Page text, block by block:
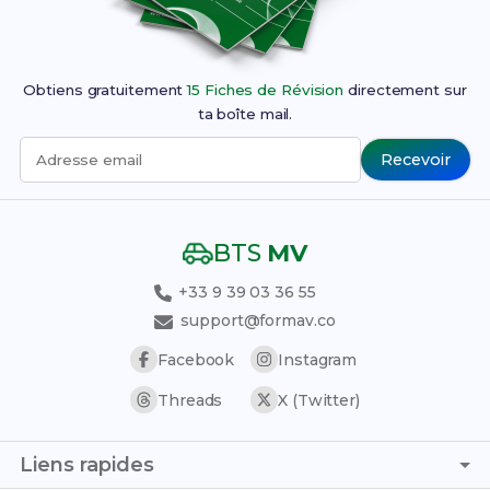
Obtiens gratuitement15 Fiches de Révision directement sur
ta boîte mail.
Adresse email Recevoir
BTS MV
+33 9 39 03 36 55
support@formav.co
Facebook
Instagram
Threads X (Twitter)
Liens rapides